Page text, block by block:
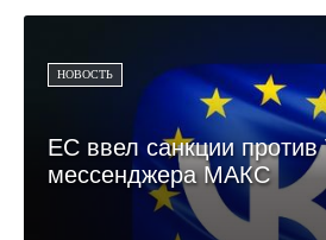
НОВОСТЬ
ЕС ввел санкции против
мессенджера МАКС